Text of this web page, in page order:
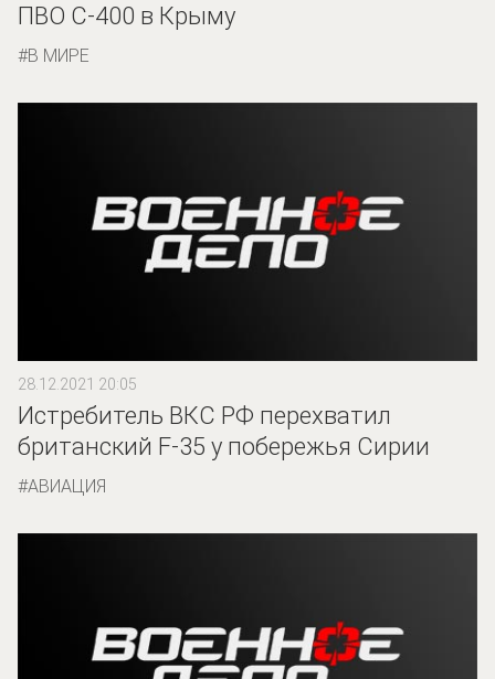
ПВО С-400 в Крыму
В МИРЕ
28.12.2021 20:05
Истребитель ВКС РФ перехватил
британский F-35 у побережья Сирии
АВИАЦИЯ